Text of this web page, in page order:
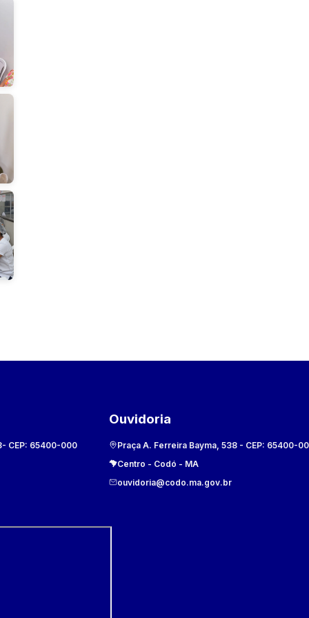
- CEP: 65400-000
Ouvidoria
Praça A. Ferreira Bayma, 538- CEP: 65400-
Centro - Codó - MA
ouvidoria@codo.ma.gov.br